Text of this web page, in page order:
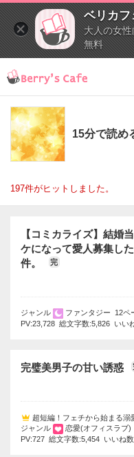
ベリカ
大人の女
無料
15分で読め
197件がヒットしました。
【コミカライズ】結婚
ケになって愛人募集し
件。
完
ジャンル
ファンタジー 12ペ
PV:23,728 総文字数:5,826 いい
完璧美男子の甘い誘惑
超短編！フェチから始まる溺
ジャンル
恋愛(オフィスラブ)
PV:727 総文字数:5,454 いいね